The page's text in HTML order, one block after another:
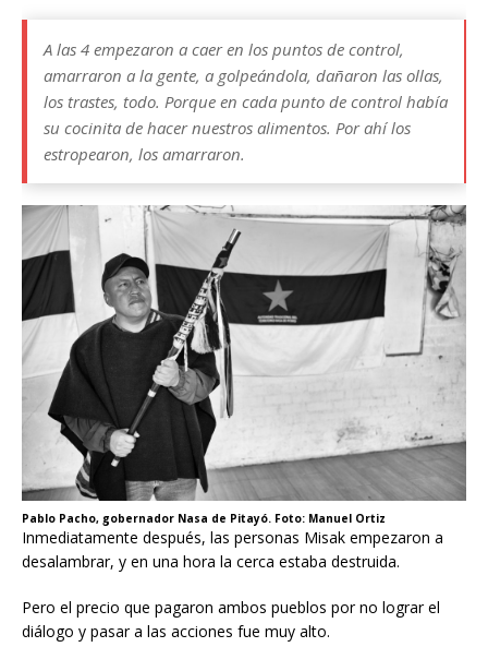
A las 4 empezaron a caer en los puntos de control,
amarraron a la gente, a golpeándola, dañaron las ollas,
los trastes, todo. Porque en cada punto de control había
su cocinita de hacer nuestros alimentos. Por ahí los
estropearon, los amarraron.
Pablo Pacho, gobernador Nasa de Pitayó. Foto: Manuel Ortiz
Inmediatamente después, las personas Misak empezaron a
desalambrar, y en una hora la cerca estaba destruida.
Pero el precio que pagaron ambos pueblos por no lograr el
diálogo y pasar a las acciones fue muy alto.